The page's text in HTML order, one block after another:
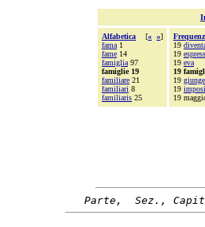
Alfabetica [« »]
fama 1
fame 14
famiglia 97
famiglie 19
familiare 21
familiari 8
familiaris 25
19
19
19 eva
19
19
19
19
Parte,  Sez.,